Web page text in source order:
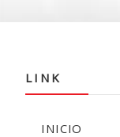
LINK
INICIO